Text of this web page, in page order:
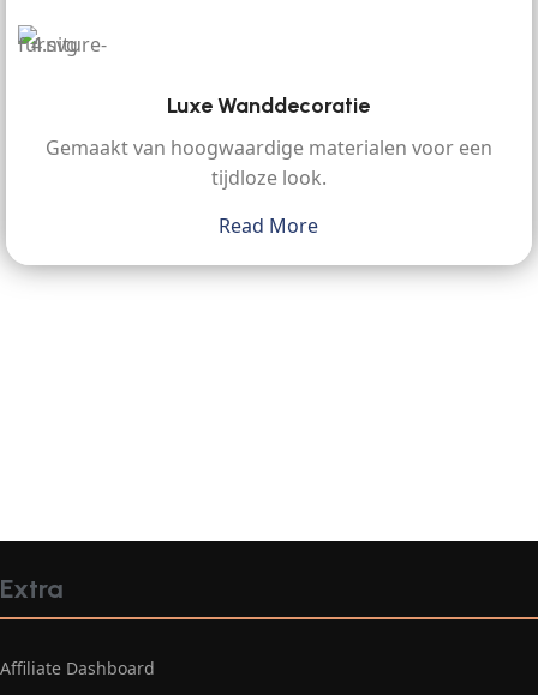
Luxe Wanddecoratie
Gemaakt van hoogwaardige materialen voor een
tijdloze look.
Read More
Extra
Affiliate Dashboard